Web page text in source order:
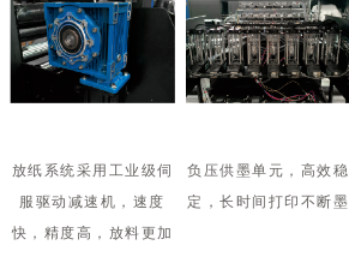
放纸系统采用工业级伺
服 驱动减速机，速度
快，精度高，放料更加
负压供墨单元，高效稳
定，长时间打印不断墨